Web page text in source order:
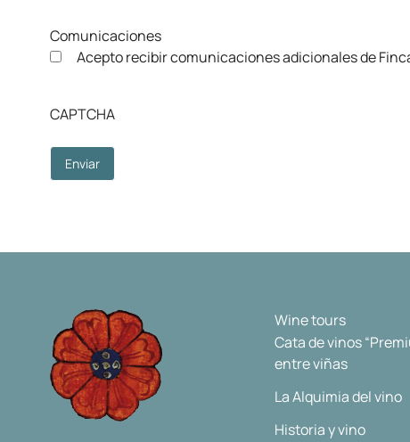
Comunicaciones
Acepto recibir comunicaciones adicionales de
CAPTCHA
Wine tours
Cata de vinos
entre viñas
La Alquimia del vino
Historia y vino